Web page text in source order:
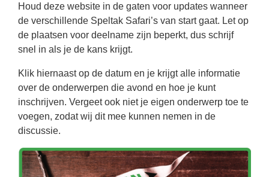
Houd deze website in de gaten voor updates wanneer
de verschillende Speltak Safari’s van start gaat. Let op
de plaatsen voor deelname zijn beperkt, dus schrijf
snel in als je de kans krijgt.
Klik hiernaast op de datum en je krijgt alle informatie
over de onderwerpen die avond en hoe je kunt
inschrijven. Vergeet ook niet je eigen onderwerp toe te
voegen, zodat wij dit mee kunnen nemen in de
discussie.